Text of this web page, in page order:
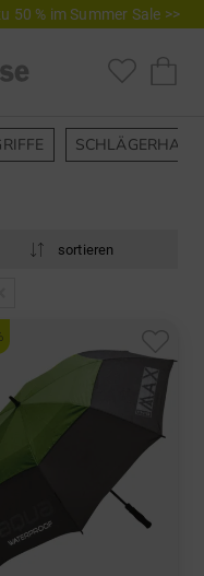
50 % im Summer Sale >>
sortieren